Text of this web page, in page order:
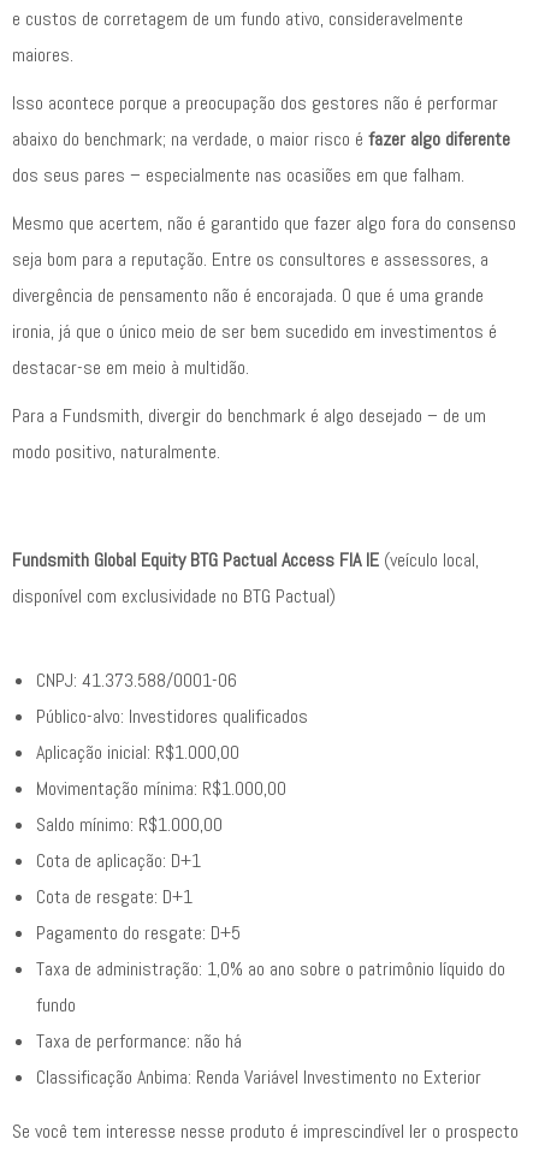
e custos de corretagem de um fundo ativo, consideravelmente
maiores.
Isso acontece porque a preocupação dos gestores não é performar
abaixo do benchmark; na verdade, o maior risco é fazer algo diferente
dos seus pares – especialmente nas ocasiões em que falham.
Mesmo que acertem, não é garantido que fazer algo fora do consenso
seja bom para a reputação. Entre os consultores e assessores, a
divergência de pensamento não é encorajada. O que é uma grande
ironia, já que o único meio de ser bem sucedido em investimentos é
destacar-se em meio à multidão.
Para a Fundsmith, divergir do benchmark é algo desejado – de um
modo positivo, naturalmente.
Fundsmith Global Equity BTG Pactual Access FIA IE (veículo local,
disponível com exclusividade no BTG Pactual)
CNPJ: 41.373.588/0001-06
Público-alvo: Investidores qualificados
Aplicação inicial: R$1.000,00
Movimentação mínima: R$1.000,00
Saldo mínimo: R$1.000,00
Cota de aplicação: D+1
Cota de resgate: D+1
Pagamento do resgate: D+5
Taxa de administração: 1,0% ao ano sobre o patrimônio líquido do
fundo
Taxa de performance: não há
Classificação Anbima: Renda Variável Investimento no Exterior
Se você tem interesse nesse produto é imprescindível ler o prospecto